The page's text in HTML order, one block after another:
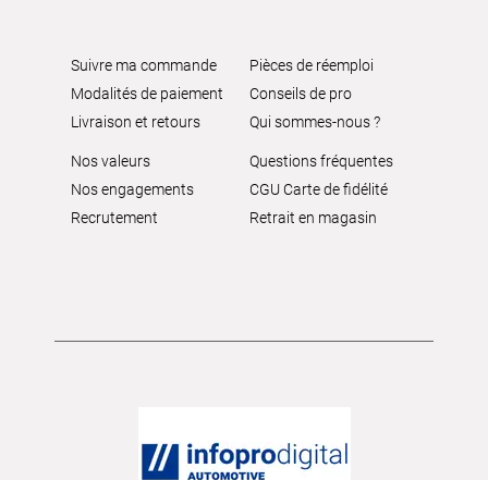
Suivre ma commande
Modalités de paiement
Livraison et retours
Pièces de réemploi
Conseils de pro
Qui sommes-nous ?
Nos valeurs
Nos engagements
Recrutement
Questions fréquentes
CGU Carte de fidélité
Retrait en magasin